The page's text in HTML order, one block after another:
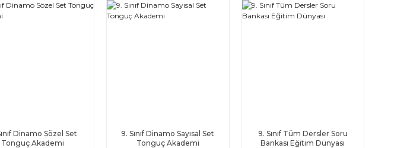
Dinamo Sözel Set
Tonguç Akademi
9. Sınıf Dinamo Sayısal Set
Tonguç Akademi
9. Sınıf Tüm Dersler Soru
Bankası Eğitim Dünyası